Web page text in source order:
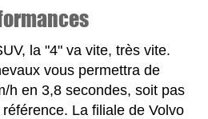
la "4" va vite, très vite.
vous permettra de
h en 3,8 secondes, soit pas
La filiale de Volvo